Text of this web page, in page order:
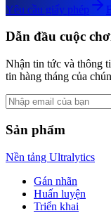
Yêu cầu giấy phép
Dẫn đầu cuộc
Nhận tin tức và thông
tin hàng tháng của
Sản phẩm
Nền tảng Ultralytics
Gán nhãn
Huấn luyện
Triển khai